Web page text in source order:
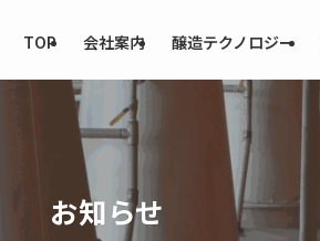
TOP 会社案内 醸造テクノロジー
お知らせ